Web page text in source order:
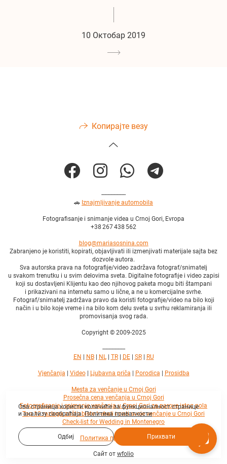
10 Октобар 2019
Копирајте везу
----------------
🚗 Iznajmljivanje automobila
Fotografisanje i snimanje videa u Crnoj Gori, Evropa
+38 267 438 562
blog@mariasosnina.com
Zabranjeno je koristiti, kopirati, objavljivati ili izmenjivati materijale sajta bez
dozvole autora.
Sva autorska prava na fotografije/video zadržava fotograf/snimatelj
u svakom trenutku i u svim delovima sveta. Digitalne fotografije i video zapisi
koji su dostavljeni Klijentu kao deo njihovog paketa mogu biti štampani
i prikazivani na internetu samo u lične, a ne u komercijalne svrhe.
Fotograf/snimatelj zadržava pravo da koristi fotografije/video na bilo koji
način i u bilo koje vreme i na bilo kom delu sveta u svrhu reklamiranja ili
promovisanja svog rada.
Copyright © 2009-2025
---------------
EN | NB| NL | TR| DE| SR| RU
Vjenčanja | Video| Ljubavna priča | Porodica | Prosidba
Mesta za venčanje u Crnoj Gori
Prosečna cena venčanja u Crnoj Gori
Fotografisanje i snimanje venčanja u Crnoj Gori za parove istog pola
Top 10 razloga zašto biste trebali imati svoje venčanje u Crnoj Gori
Check-list for Wedding in Montenegro
Политика приватности
Сайт от wfolio
Ова страница користи колачиће за функционалност странице
и анализу саобраћаја.Политика приватности
Одбиј Прихвати